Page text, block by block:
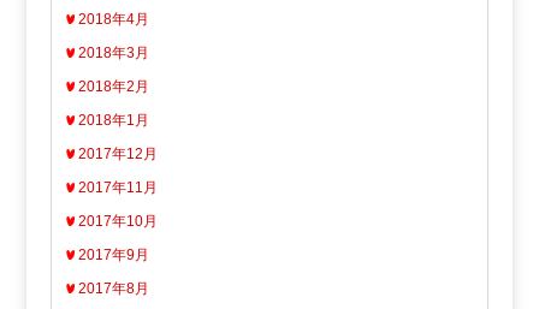
2018年4月
2018年3月
2018年2月
2018年1月
2017年12月
2017年11月
2017年10月
2017年9月
2017年8月